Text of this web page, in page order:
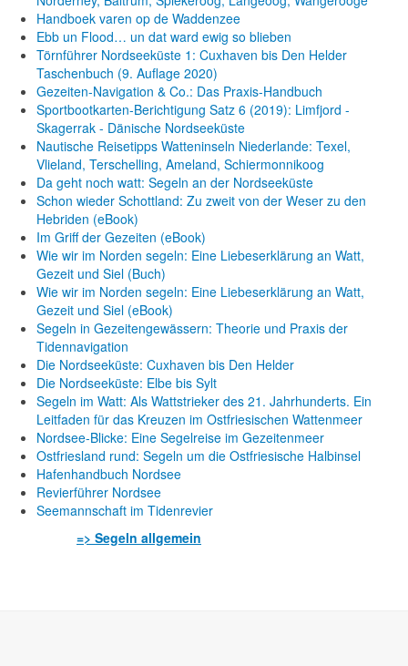
Handboek varen op de Waddenzee
Ebb un Flood… un dat ward ewig so blieben
Törnführer Nordseeküste 1: Cuxhaven bis Den Helder
Taschenbuch (9. Auflage 2020)
Gezeiten-Navigation & Co.: Das Praxis-Handbuch
Sportbootkarten-Berichtigung Satz 6 (2019): Limfjord -
Skagerrak - Dänische Nordseeküste
Nautische Reisetipps Watteninseln Niederlande: Texel,
Vlieland, Terschelling, Ameland, Schiermonnikoog
Da geht noch watt: Segeln an der Nordseeküste
Schon wieder Schottland: Zu zweit von der Weser zu den
Hebriden (eBook)
Im Griff der Gezeiten (eBook)
Wie wir im Norden segeln: Eine Liebeserklärung an Watt,
Gezeit und Siel (Buch)
Wie wir im Norden segeln: Eine Liebeserklärung an Watt,
Gezeit und Siel (eBook)
Segeln in Gezeitengewässern: Theorie und Praxis der
Tidennavigation
Die Nordseeküste: Cuxhaven bis Den Helder
Die Nordseeküste: Elbe bis Sylt
Segeln im Watt: Als Wattstrieker des 21. Jahrhunderts. Ein
Leitfaden für das Kreuzen im Ostfriesischen Wattenmeer
Nordsee-Blicke: Eine Segelreise im Gezeitenmeer
Ostfriesland rund: Segeln um die Ostfriesische Halbinsel
Hafenhandbuch Nordsee
Revierführer Nordsee
Seemannschaft im Tidenrevier
=> Segeln allgemein